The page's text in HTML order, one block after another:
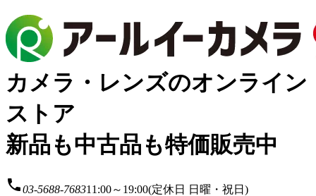
カメラ・レンズのオンライン
ストア
新品も中古品も特価販売中
local_phone03-5688-768311:00～19:00(定休日 日曜・祝日)